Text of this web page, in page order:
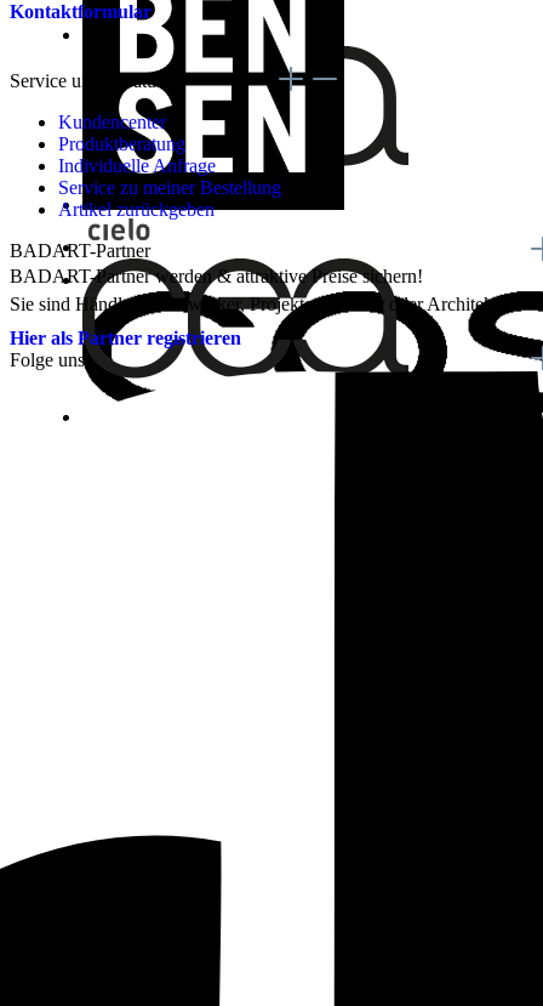
Kontaktformular
Service und Beratung
Kundencenter
Produktberatung
Individuelle Anfrage
Service zu meiner Bestellung
Artikel zurückgeben
BADART-Partner
BADART-Partner werden & attraktive Preise sichern!
Sie sind Händler, Handwerker, Projektentwickler oder Architekt?
Hier als Partner registrieren
Folge uns